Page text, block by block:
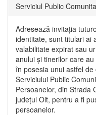
Serviciul Public
Adresează invitația
identitate, sunt titulari ai
valabilitate expirat sau
anului și tinerilor care
în posesia unui astfel
Serviciului Public
Persoanelor, din Strada
județul Olt, pentru a fi
persoanelor.